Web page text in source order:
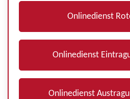
Onlinedienst
Onlinedienst
Onlinedienst